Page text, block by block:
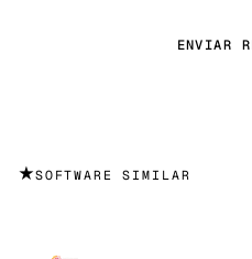
ENVIAR
★SOFTWARE SIMILAR